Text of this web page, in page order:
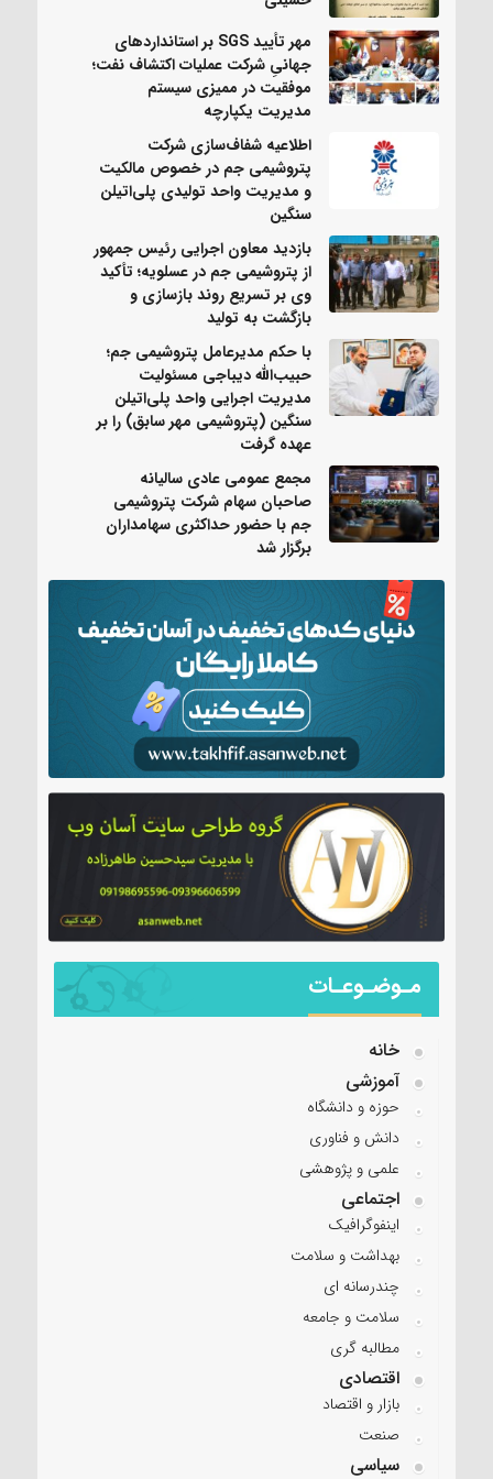
مهر تأیید SGS بر استانداردهای
جهانیِ شرکت عملیات اکتشاف نفت؛
موفقیت در ممیزی سیستم
مدیریت یکپارچه
اطلاعیه شفاف‌سازی شرکت
پتروشیمی جم در خصوص مالکیت
و مدیریت واحد تولیدی پلی‌اتیلن
سنگین
بازدید معاون اجرایی رئیس جمهور
از پتروشیمی جم در عسلویه؛ تأکید
وی بر تسریع روند بازسازی و
بازگشت به تولید
با حکم مدیرعامل پتروشیمی جم؛
حبیب‌الله دیباجی مسئولیت
مدیریت اجرایی واحد پلی‌اتیلن
سنگین (پتروشیمی مهر سابق) را بر
عهده گرفت
مجمع عمومی عادی سالیانه
صاحبان سهام شرکت پتروشیمی
جم با حضور حداکثری سهامداران
برگزار شد
مـوضـوعـات
خانه
آموزشی
حوزه و دانشگاه
دانش و فناوری
علمی و پژوهشی
اجتماعی
اینفوگرافیک
بهداشت و سلامت
چندرسانه ای
سلامت و جامعه
مطالبه گری
اقتصادی
بازار و اقتصاد
صنعت
سیاسی